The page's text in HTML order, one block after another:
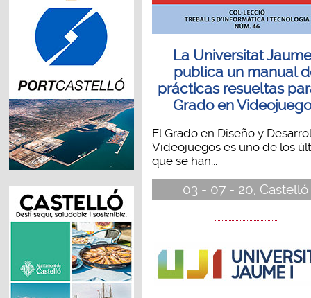
La Universitat
publica un manual
prácticas resueltas
Grado en
El Grado en Diseño y
Videojuegos es uno de los
que se han...
03 - 07 - 20, Castelló